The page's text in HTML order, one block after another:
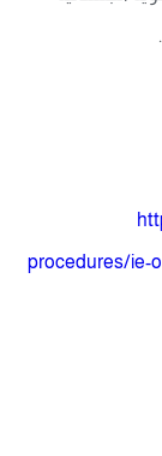
procedures/ie-